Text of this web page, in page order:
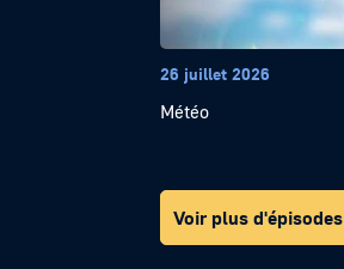
26 juillet 2026
Météo
Voir plus d'épisodes